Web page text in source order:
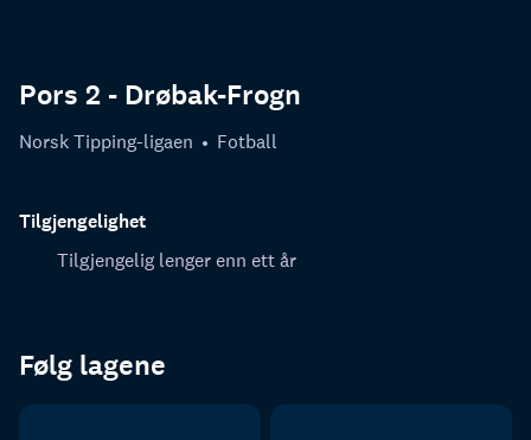
Pors 2 - Drøbak-Frogn
Norsk Tipping-ligaen Fotball
Tilgjengelighet
Tilgjengelig lenger enn ett år
Følg lagene